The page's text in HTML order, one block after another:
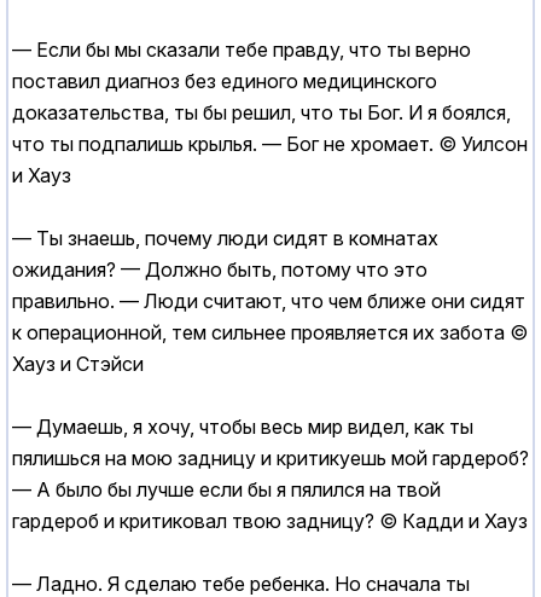
— Если бы мы сказали тебе правду, что ты верно
поставил диагноз без единого медицинского
доказательства, ты бы решил, что ты Бог. И я боялся,
что ты подпалишь крылья. — Бог не хромает. © Уилсон
и Хауз
— Ты знаешь, почему люди сидят в комнатах
ожидания? — Должно быть, потому что это
правильно. — Люди считают, что чем ближе они сидят
к операционной, тем сильнее проявляется их забота ©
Хауз и Стэйси
— Думаешь, я хочу, чтобы весь мир видел, как ты
пялишься на мою задницу и критикуешь мой гардероб?
— А было бы лучше если бы я пялился на твой
гардероб и критиковал твою задницу? © Кадди и Хауз
— Ладно. Я сделаю тебе ребенка. Но сначала ты